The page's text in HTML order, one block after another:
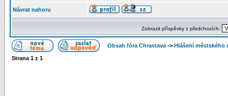
Návrat nahoru
Zobrazit příspěvky z předchozích:
Obsah fóra Chrastava -> Hlášení městského
Strana 1 z 1